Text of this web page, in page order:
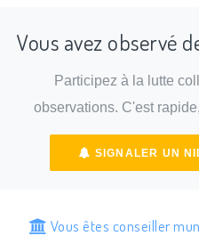
Vous avez observé
Participez à la lutte
observations. C'est
SIGNALER UN
Vous êtes conseiller